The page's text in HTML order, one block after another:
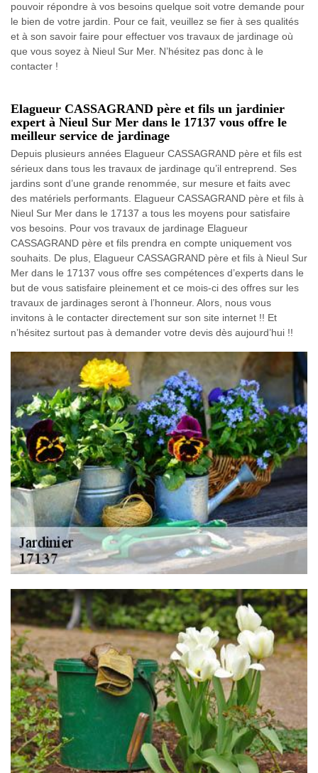
pouvoir répondre à vos besoins quelque soit votre demande pour
le bien de votre jardin. Pour ce fait, veuillez se fier à ses qualités
et à son savoir faire pour effectuer vos travaux de jardinage où
que vous soyez à Nieul Sur Mer. N’hésitez pas donc à le
contacter !
Elagueur CASSAGRAND père et fils un jardinier
expert à Nieul Sur Mer dans le 17137 vous offre le
meilleur service de jardinage
Depuis plusieurs années Elagueur CASSAGRAND père et fils est
sérieux dans tous les travaux de jardinage qu’il entreprend. Ses
jardins sont d’une grande renommée, sur mesure et faits avec
des matériels performants. Elagueur CASSAGRAND père et fils à
Nieul Sur Mer dans le 17137 a tous les moyens pour satisfaire
vos besoins. Pour vos travaux de jardinage Elagueur
CASSAGRAND père et fils prendra en compte uniquement vos
souhaits. De plus, Elagueur CASSAGRAND père et fils à Nieul Sur
Mer dans le 17137 vous offre ses compétences d’experts dans le
but de vous satisfaire pleinement et ce mois-ci des offres sur les
travaux de jardinages seront à l’honneur. Alors, nous vous
invitons à le contacter directement sur son site internet !! Et
n’hésitez surtout pas à demander votre devis dès aujourd’hui !!